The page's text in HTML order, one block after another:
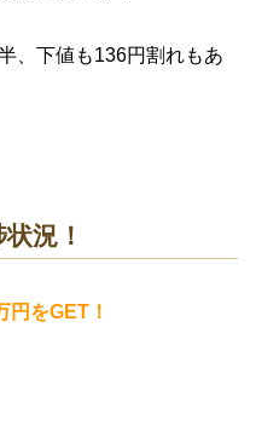
、下値も136円割れもあ
況！
円をGET！